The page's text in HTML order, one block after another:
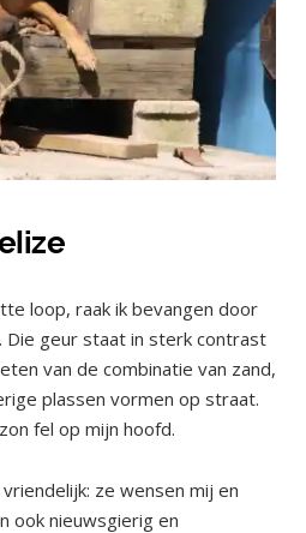
loop, raak ik bevangen door
Die geur staat in sterk contrast
van de combinatie van zand,
plassen vormen op straat.
fel op mijn hoofd.
ze wensen mij en
ook nieuwsgierig en